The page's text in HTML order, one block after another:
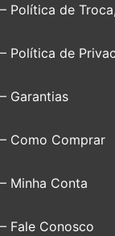
– Política de
– Política de
– Garantias
– Como Comprar
– Minha Conta
– Fale Conosco